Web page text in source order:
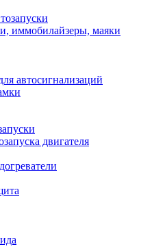
иммобилайзеры, маяки
автосигнализаций
двигателя